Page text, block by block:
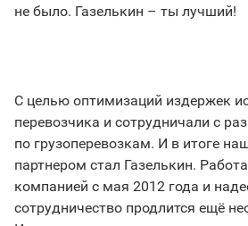
не было. Газелькин – ты лучший!
С целью оптимизаций издержек
перевозчика и сотрудничали с
по грузоперевозкам. И в итоге
партнером стал Газелькин.
компанией с мая 2012 года и
сотрудничество продлится ещё